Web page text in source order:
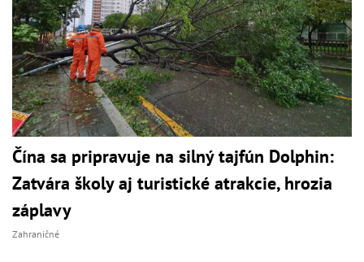
Čína sa pripravuje na silný tajfún Dolphin:
Zatvára školy aj turistické atrakcie, hrozia
záplavy
Zahraničné